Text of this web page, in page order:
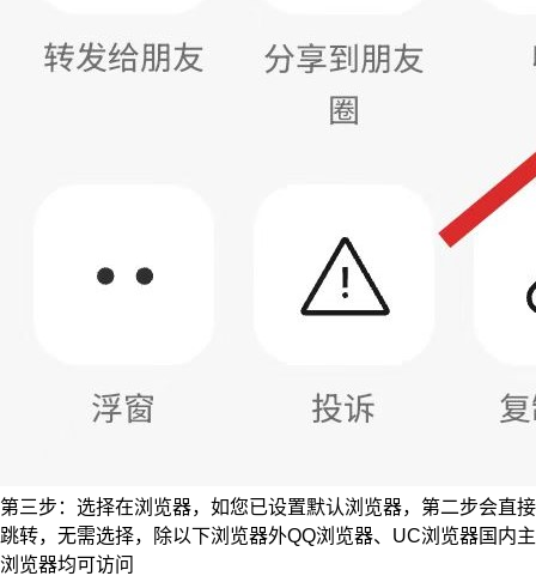
第三步：选择在浏览器，如您已设置默认浏览器，第二步会直接
跳转，无需选择，除以下浏览器外QQ浏览器、UC浏览器国内主
浏览器均可访问